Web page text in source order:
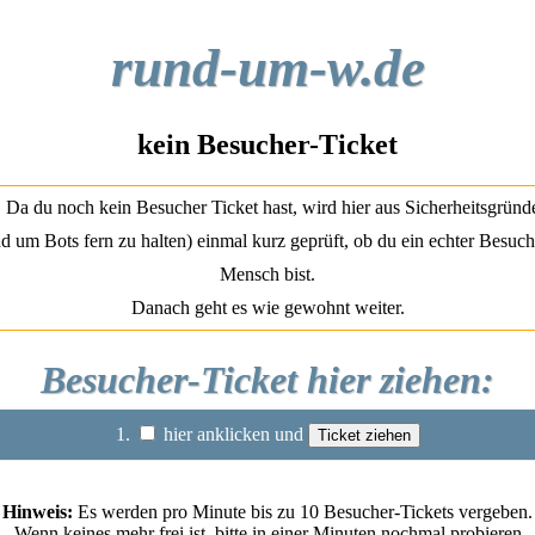
rund-um-w.de
kein Besucher-Ticket
Da du noch kein Besucher Ticket hast, wird hier aus
um Bots fern zu halten) einmal kurz geprüft, ob du ein echter
Mensch bist.
Danach geht es wie gewohnt weiter.
Besucher-Ticket hier ziehen:
1. hier anklicken und
Hinweis: Es werden pro Minute bis zu 10 Besucher-Tickets vergeben.